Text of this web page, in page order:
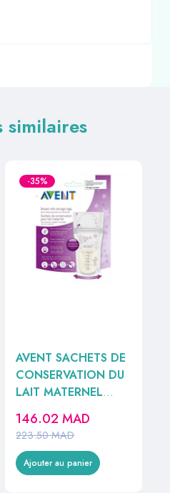
similaires
-35%
AVENT SACHETS DE
CONSERVATION DU
LAIT MATERNEL
SCF603/25
223.50MAD
146.02MAD
Ajouter au panier